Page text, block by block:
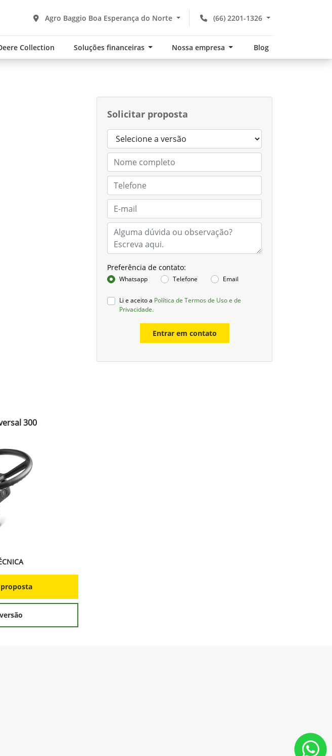
(66) 2201-1326
Agro Baggio Boa Esperança do Norte
Collection Soluções financeiras Nossa empresa Blog
Solicitar proposta
Preferência de contato:
Whatsapp Telefone Email
Li e aceito a Política de Termos de Uso e de
Privacidade.
Entrar em contato
300